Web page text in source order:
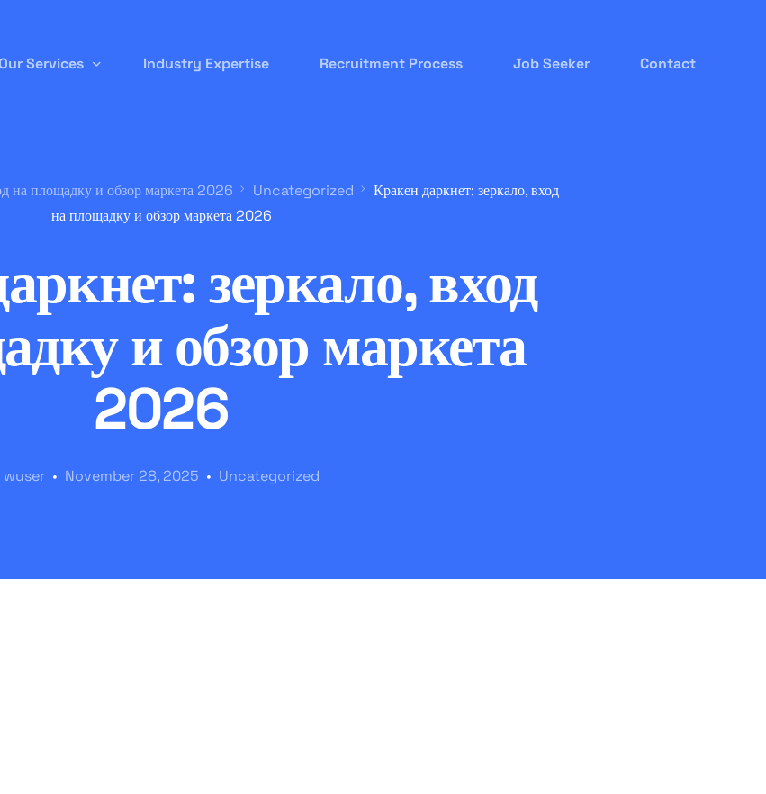
Services
Overseas Recruitment
Industry Expertise Recruitment Process Job Seeker Contact
на площадку и обзор маркета 2026 Uncategorized
Кракен даркнет: зеркало, вход
на площадку и обзор маркета 2026
зеркало, вход
и обзор маркета
2026
wuser November 28, 2025 Uncategorized